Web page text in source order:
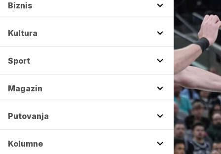
Biznis
Kultura
Sport
Magazin
Putovanja
Kolumne